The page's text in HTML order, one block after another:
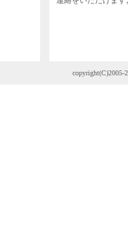
copyright(C)2005-